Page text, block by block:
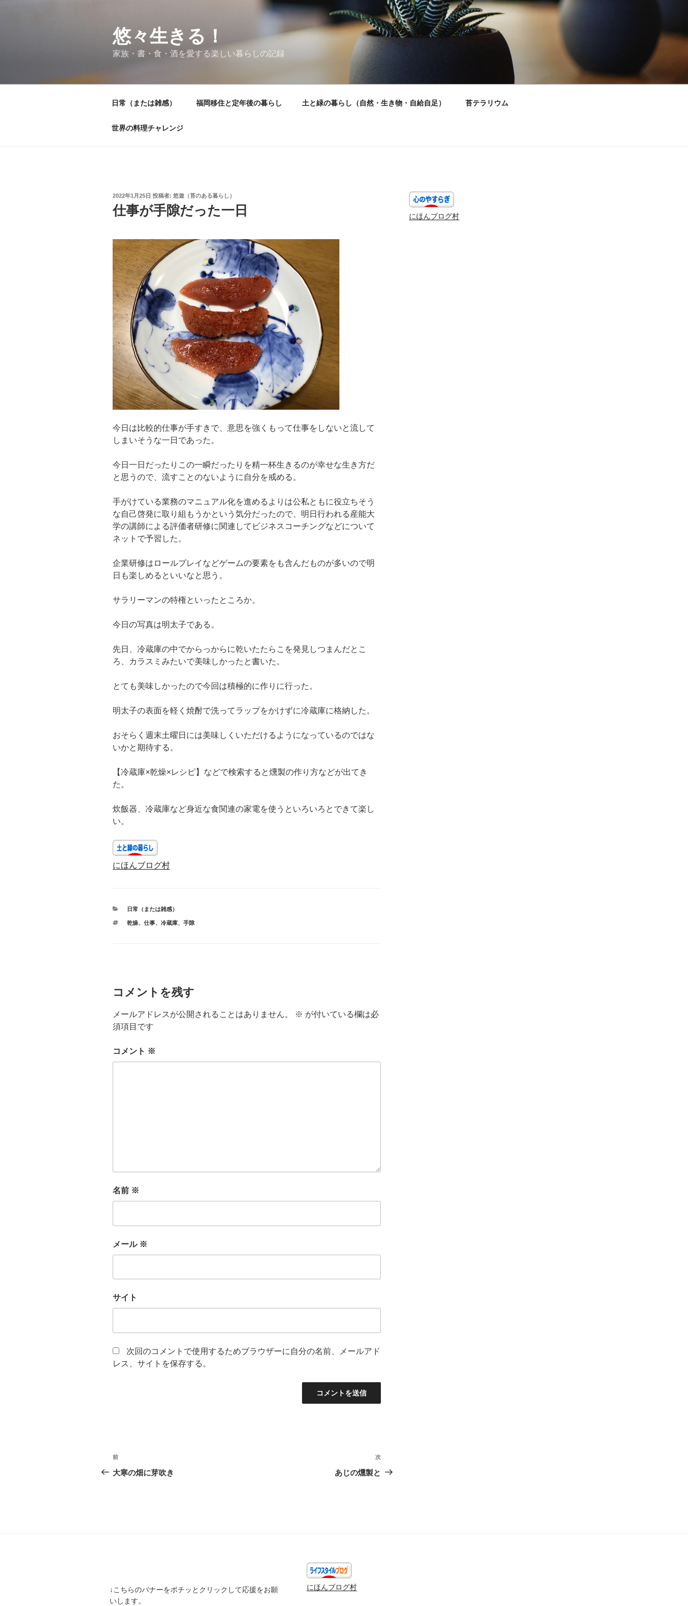
悠々生きる！
家族・書・食・酒を愛する楽しい暮らしの記録
日常（または雑感） 福岡移住と定年後の暮らし 土と緑の暮らし（自然・生き物・自給自足） 苔テラリウム
世界の料理チャレンジ
投
稿
日:
2022年1月25日 投稿者: 悠遊（苔のある暮らし）
仕事が手隙だった一日
今日は比較的仕事が手すきで、意思を強くもって仕事をしないと流して
しまいそうな一日であった。
今日一日だったりこの一瞬だったりを精一杯生きるのが幸せな生き方だ
と思うので、流すことのないように自分を戒める。
手がけている業務のマニュアル化を進めるよりは公私ともに役立ちそう
な自己啓発に取り組もうかという気分だったので、明日行われる産能大
学の講師による評価者研修に関連してビジネスコーチングなどについて
ネットで予習した。
企業研修はロールプレイなどゲームの要素をも含んだものが多いので明
日も楽しめるといいなと思う。
サラリーマンの特権といったところか。
今日の写真は明太子である。
先日、冷蔵庫の中でからっからに乾いたたらこを発見しつまんだとこ
ろ、カラスミみたいで美味しかったと書いた。
とても美味しかったので今回は積極的に作りに行った。
明太子の表面を軽く焼酎で洗ってラップをかけずに冷蔵庫に格納した。
おそらく週末土曜日には美味しくいただけるようになっているのではな
いかと期待する。
【冷蔵庫×乾燥×レシピ】などで検索すると燻製の作り方などが出てき
た。
炊飯器、冷蔵庫など身近な食関連の家電を使うといろいろとできて楽し
い。
にほんブログ村
カ
ゴ
日常（または雑感）
タ
乾燥、 仕事、 冷蔵庫、 手隙
コメントを残す
メールアドレスが公開されることはありません。 ※ が付いている欄は必
須項目です
コメント ※
名前 ※
メール ※
サイト
次回のコメントで使用するためブラウザーに自分の名前、メールアド
レス、サイトを保存する。
投
稿
ン
前
の
前
大寒の畑に芽吹き
次
の
次
あじの燻製と
にほんブログ村
↓こちらのバナーをポチッとクリックして応援をお願
いします。
にほんブログ村